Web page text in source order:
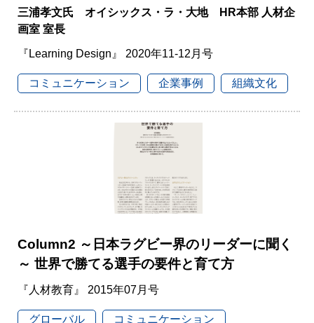
三浦孝文氏 オイシックス・ラ・大地 HR本部 人材企
画室 室長
『Learning Design』 2020年11-12月号
コミュニケーション 企業事例 組織文化
Column2 ～日本ラグビー界のリーダーに聞く
～ 世界で勝てる選手の要件と育て方
『人材教育』 2015年07月号
グローバル
コミュニケーション